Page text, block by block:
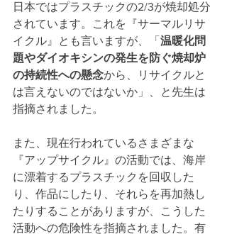
日本ではプラスチックの2/3が焼却処分
されています。これを『サーマルリサ
イクル』とも言いますが、「 温暖化問
題やダイオキシンの発生を防ぐ焼却炉
の持続性への懸念から、リサイクルと
は言えないのではないか」、と先生は
指摘されました。
また、現在行われているさまざまな
『アップサイクル』の活動では、海岸
に漂着するプラスチックを回収した
り、作品にしたり、それらを再加熱し
たりすることがありますが、こうした
活動への危険性を指摘されました。有